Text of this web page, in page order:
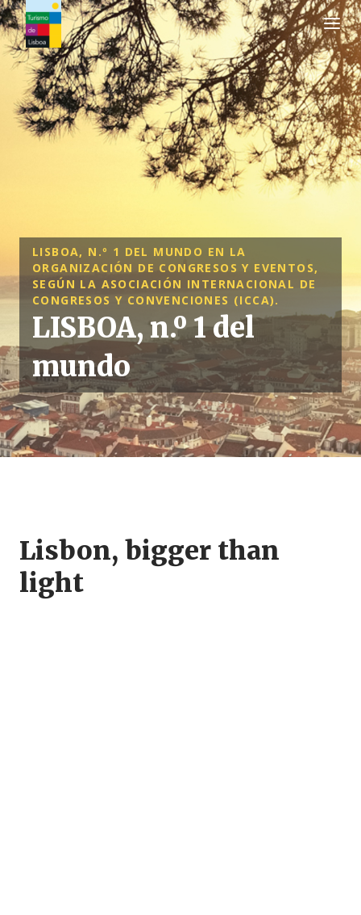
Logo de Turismo de Lisboa
LISBOA, N.º 1 DEL MUNDO EN LA
ORGANIZACIÓN DE CONGRESOS Y EVENTOS,
SEGÚN LA ASOCIACIÓN INTERNACIONAL DE
CONGRESOS Y CONVENCIONES (ICCA).
LISBOA, n.º 1 del
mundo
Lisbon, bigger than
light